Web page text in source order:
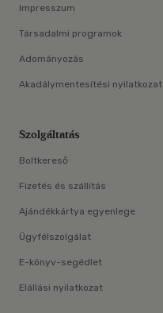
Impresszum
Társadalmi programok
Adományozás
Akadálymentesítési nyilatkozat
Szolgáltatás
Boltkereső
Fizetés és szállítás
Ajándékkártya egyenlege
Ügyfélszolgálat
E-könyv-segédlet
Elállási nyilatkozat